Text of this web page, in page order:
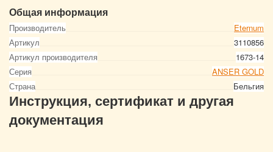
Общая информация
Производитель
Eternum
Артикул
3110856
Артикул производителя
1673-14
Серия
ANSER GOLD
Страна
Бельгия
Инструкция, сертификат и другая
документация